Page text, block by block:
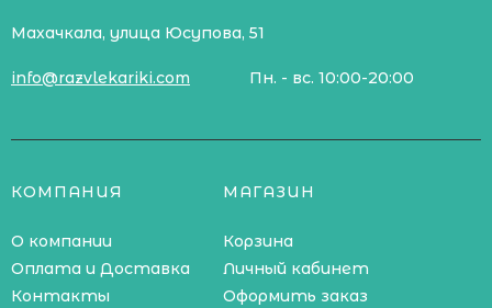
Махачкала, улица Юсупова, 51
info@razvlekariki.com Пн. - вс. 10:00-20:00
КОМПАНИЯ
О компании
Оплата и Доставка
Контакты
МАГАЗИН
Корзина
Личный кабинет
Оформить заказ